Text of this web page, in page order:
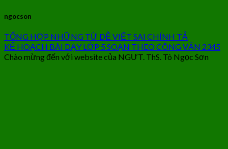
ngocson
TỔNG HỢP NHỮNG TỪ DỄ VIẾT SAI CHÍNH TẢ
KẾ HOẠCH BÀI DẠY LỚP 5 SOẠN THEO CÔNG VĂN 2345
Chào mừng đến với website của NGƯT. ThS. Tô Ngọc Sơn